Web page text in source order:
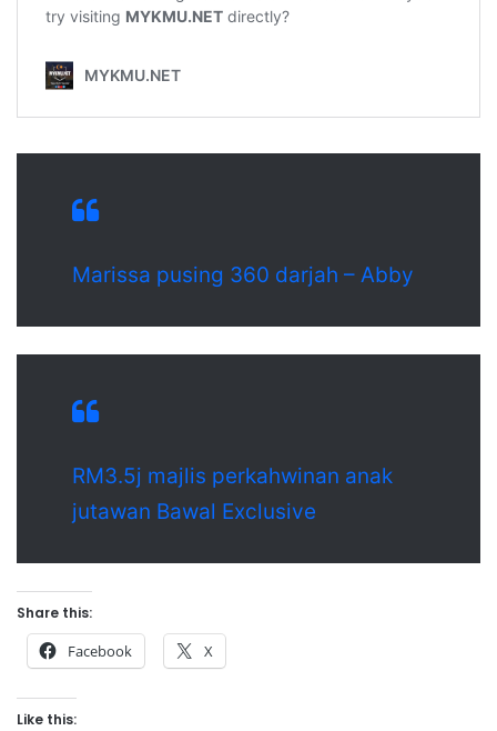
Marissa pusing 360 darjah – Abby
RM3.5j majlis perkahwinan anak
jutawan Bawal Exclusive
Share this:
Facebook X
Like this: